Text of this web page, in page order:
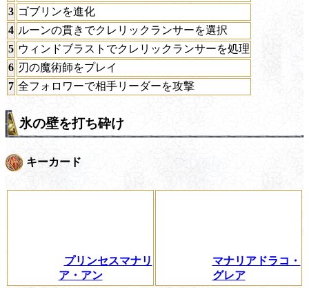
3 ゴブリンを進化
4 ルーンの貫きでクレリックランサーを選択
5 ウィンドブラストでクレリックランサーを処理
6 刃の魔術師をプレイ
7 全フォロワーで相手リーダーを攻撃
氷の壁を打ち砕け
キーカード
プリンセスマナリ
ア・アン
マナリアドラコ・
グレア